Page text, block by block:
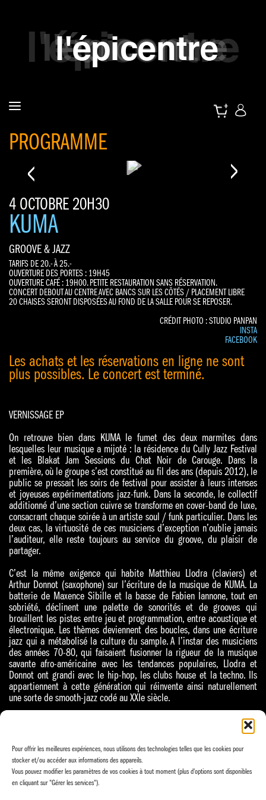
Pour offrir les meilleures expériences, nous utilisons des technologies telles que les cookies pour
stocker et/ou accéder aux informations des appareils.
Vous pouvez modifier les paramètres de vos cookies à tout moment (plus d'options sont disponibles
en cliquant sur "Gérer les services").
PROGRAMME
4 OCTOBRE 20H30
KUMA
GROOVE & JAZZ
TARIFS DE 20.- À 25.-
OUVERTURE DES PORTES : 19H45
OUVERTURE CAFÉ : 19H00. PETITE RESTAURATION SANS RÉSERVATION.
CONCERT DEBOUT AU CENTRE AVEC BANCS SUR LES CÔTÉS / PLACEMENT LIBRE
20 CHAISES SERONT DISPOSÉES AU FOND DE LA SALLE POUR SE REPOSER.
CRÉDIT PHOTO : STUDIO PANPAN
INSTA
FACEBOOK
Les achats et les réservations en ligne ne sont
plus possibles. Le concert est terminé.
VERNISSAGE EP
On retrouve bien dans KUMA le fumet des deux marmites dans
lesquelles leur musique a mijoté : la résidence du Cully Jazz Festival
et les Blakat Jam Sessions du Chat Noir de Carouge. Dans la
première, où le groupe s’est constitué au fil des ans (depuis 2012), le
public se pressait les soirs de festival pour assister à leurs intenses
et joyeuses expérimentations jazz-funk. Dans la seconde, le collectif
additionné d’une section cuivre se transforme en cover-band de luxe,
consacrant chaque soirée à un artiste soul / funk particulier. Dans les
deux cas, la virtuosité de ces musiciens d’exception n’oublie jamais
l’auditeur, elle reste toujours au service du groove, du plaisir de
partager.
C’est la même exigence qui habite Matthieu Llodra (claviers) et
Arthur Donnot (saxophone) sur l’écriture de la musique de KUMA. La
batterie de Maxence Sibille et la basse de Fabien Iannone, tout en
sobriété, déclinent une palette de sonorités et de grooves qui
brouillent les pistes entre jeu et programmation, entre acoustique et
électronique. Les thèmes deviennent des boucles, dans une écriture
jazz qui a métabolisé la culture du sample. A l’instar des musiciens
des années 70-80, qui faisaient fusionner la rigueur de la musique
savante afro-américaine avec les tendances populaires, Llodra et
Donnot ont grandi avec le hip-hop, les clubs house et la techno. Ils
appartiennent à cette génération qui réinvente ainsi naturellement
une sorte de smooth-jazz codé au XXIe siècle.
Matthieu Llodra : claviers / Arthur Donnot : saxophone / Maxence
Ce concert constitue le vernissage officiel de leur dernier EP « IV »
sorti sous la forme de vidéos entre novembre 2024 et avril 2025.
KUMA se réjouit de vous retrouver pour une soirée haute en couleurs
et pleine de SURPRISES. Trois jours de résidence son & lumière dans